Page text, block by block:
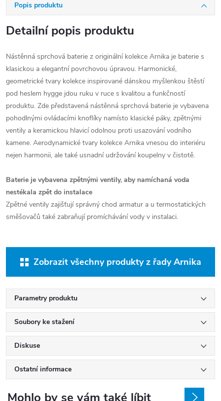
Popis produktu
Detailní popis produktu
Nástěnná sprchová baterie z originální kolekce Arnika je baterie s
klasickou a elegantní povrchovou úpravou. Harmonické,
geometrické tvary kolekce inspirované dánskou myšlenkou štěstí
pod heslem hygge jdou ruku v ruce s kvalitou a funkčností
produktu. Zde představená nástěnná sprchová baterie je vybavena
pohodlnými ovládacími knoflíky namísto klasické páky, zpětnými
ventily a keramickou hlavicí odolnou proti usazování vodního
kamene. Aerodynamické tvary kolekce Arnika vnesou do interiéru
nejen harmonii, ale také usnadní udržování koupelny v čistotě.
Baterie je vybavena zpětnými ventily, aby namíchaná voda
nestékala zpět do instalace
Zpětné ventily zajišťují správný chod armatur a u termostatických
směšovačů také zabraňují promíchávání vody v instalaci.
Zobrazit všechny produkty z řady Arnika
Parametry produktu
Soubory ke stažení
Diskuse
Ostatní informace
Mohlo by se vám také líbit